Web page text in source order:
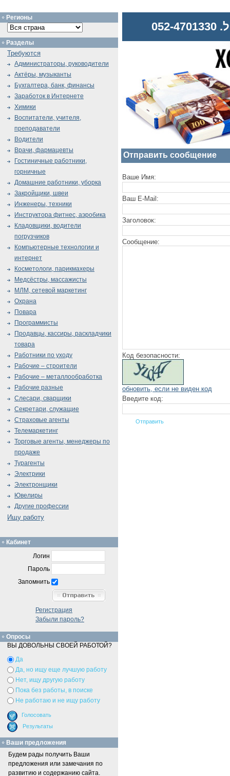
Отправить сообщение
Ваше Имя:
Ваш E-Mail:
Заголовок:
Сообщение:
Код безопасности:
обновить, если не виден код
Введите код:
Регионы
Разделы
Требуются
Администраторы, руководители
Актёры, музыканты
Бухгалтера, банк, финансы
Заработок в Интернете
Химики
Воспитатели, учителя,
преподаватели
Водители
Врачи, фармацевты
Гостиничные работники,
горничные
Домашние работники, уборка
Закройщики, швеи
Инженеры, техники
Инструктора фитнес, аэробика
Кладовщики, водители
погрузчиков
Компьютерные технологии и
интернет
Косметологи, парикмахеры
Медсёстры, массажисты
МЛМ, сетевой маркетинг
Охрана
Повара
Программисты
Продавцы, кассиры, раскладчики
товара
Работники по уходу
Рабочие – строители
Рабочие – металлообработка
Рабочие разные
Слесари, сварщики
Секретари, служащие
Страховые агенты
Телемаркетинг
Торговые агенты, менеджеры по
продаже
Турагенты
Электрики
Электронщики
Ювелиры
Другие профессии
Ищу работу
Кабинет
Логин
Пароль
Запомнить
Регистрация
Забыли пароль?
Опросы
ВЫ ДОВОЛЬНЫ СВОЕЙ РАБОТОЙ?
Да
Да, но ищу еще лучшую работу
Нет, ищу другую работу
Пока без работы, в поиске
Не работаю и не ищу работу
Ваши предложения
Будем рады получить Ваши
предложения или замечания по
развитию и содержанию сайта.